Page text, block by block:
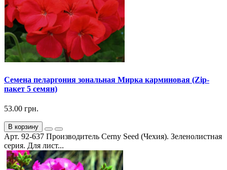
Семена пеларгония зональная Мирка карминовая (Zip-
пакет 5 семян)
53.00 грн.
В корзину
Арт. 92-637 Производитель Cerny Seed (Чехия). Зеленолистная
серия. Для лист...